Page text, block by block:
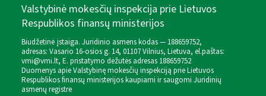
Valstybinė mokesčių inspekcija prie Lietuvos
Respublikos finansų ministerijos
Biudžetinė įstaiga. Juridinio asmens kodas — 188659752,
adresas: Vasario 16-osios g. 14, 01107 Vilnius, Lietuva, el.paštas:
vmi@vmi.lt, E. pristatymo dėžutės adresas 188659752
Duomenys apie Valstybinę mokesčių inspekciją prie Lietuvos
Respublikos finansų ministerijos kaupiami ir saugomi Juridinių
asmenų registre